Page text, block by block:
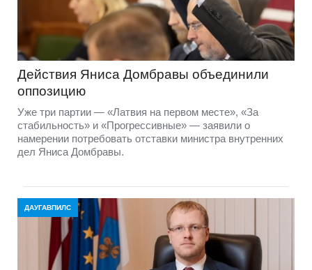
Действия Яниса Домбравы объединили
оппозицию
Уже три партии — «Латвия на первом месте», «За
стабильность» и «Прогрессивные» — заявили о
намерении потребовать отставки министра внутренних
дел Яниса Домбравы.
ДАУГАВПИЛС